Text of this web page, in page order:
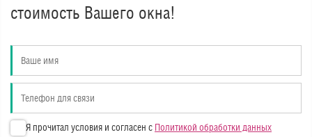
стоимость Вашего окна!
Я прочитал условия и согласен с Политикой обработки данных